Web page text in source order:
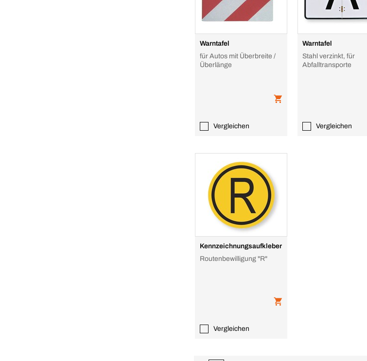
Warntafel
für Autos mit Überbreite /
Überlänge
Vergleichen
Warntafel
Stahl verzinkt, für
Abfalltransporte
Vergleichen
Kennzeichnungsaufkleber
Routenbewilligung "R"
Vergleichen